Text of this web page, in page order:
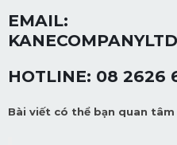
EMAIL:
HOTLINE: 08 2626
Bài viết có thể bạn quan tâm